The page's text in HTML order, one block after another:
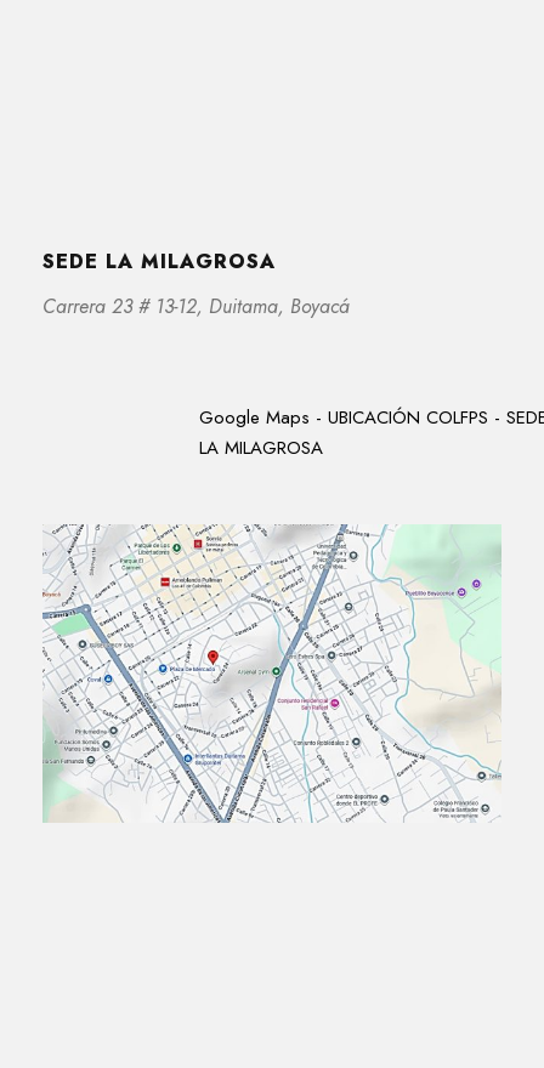
SEDE LA MILAGROSA
Carrera 23 # 13-12, Duitama, Boyacá
Google Maps -UBICACIÓN COLFPS -
LA MILAGROSA